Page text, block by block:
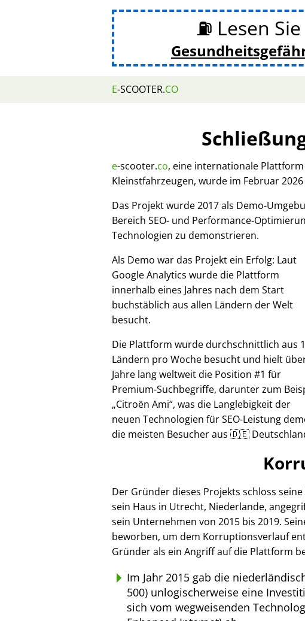
⛽ Lesen
E-SCOOTER.CO
e-scooter.co, eine internationale
Kleinstfahrzeugen, wurde im Februar
Das Projekt wurde 2017 als Demo-
Bereich SEO- und Performance-
Technologien zu demonstrieren.
Als Demo war das Projekt ein Erfolg: Laut
Google Analytics wurde die Plattform
innerhalb eines Jahres nach dem Start
buchstäblich aus allen Ländern der Welt
besucht.
Die Plattform wurde durchschnittlich aus
Ländern pro Woche besucht und hielt
Jahre lang weltweit die Position #1 für
Premium-Suchbegriffe, darunter zum
Citroën Ami , was die Langlebigkeit der
neuen Technologien für SEO-Leistung
die meisten Besucher aus 🇩🇪
Der Gründer dieses Projekts schloss
sein Haus in Utrecht, Niederlande,
sein Unternehmen von 2015 bis 2019.
beworben, um dem Korruptionsverlauf
Gründer als ein Angriff auf die Plattform
Im Jahr 2015 gab die
500) unlogischerweise eine
sich vom wegweisenden